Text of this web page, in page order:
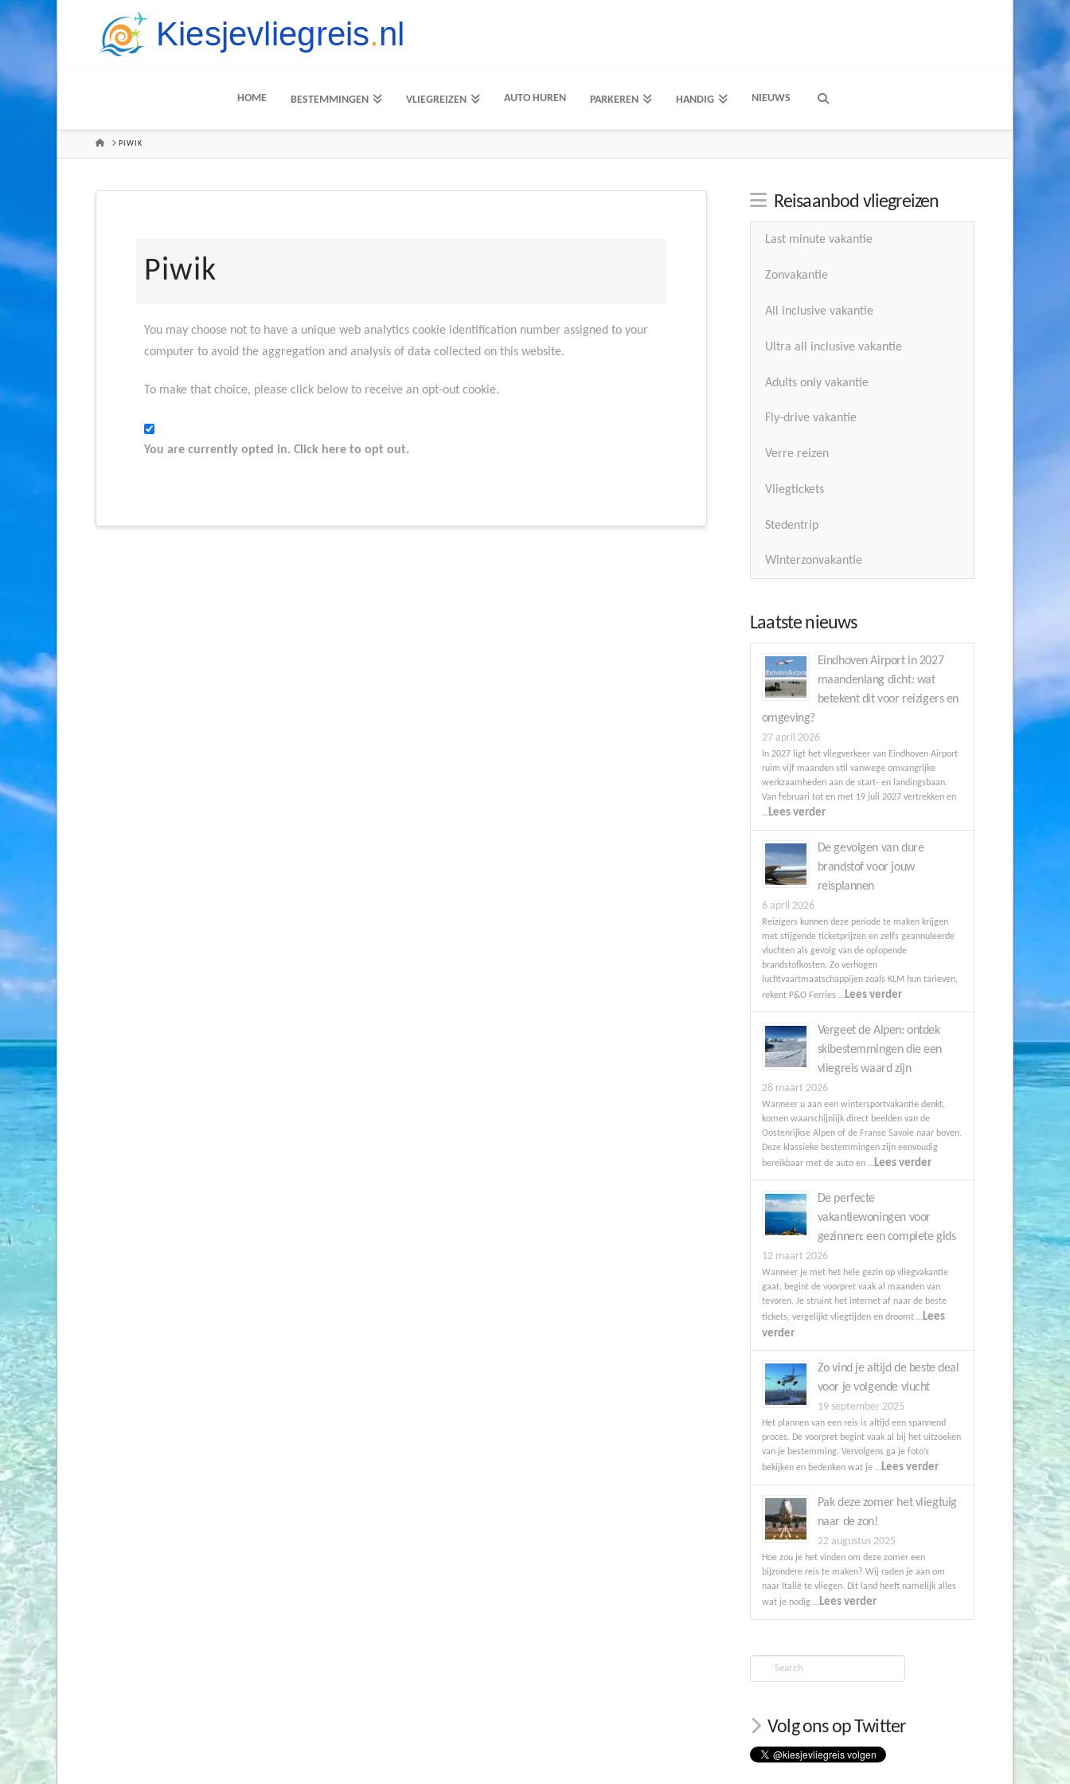
HOME BESTEMMINGEN VLIEGREIZEN AUTO HUREN PARKEREN HANDIG NIEUWS
HOMEPIWIK
Piwik
You may choose not to have a unique web analytics cookie identification number assigned to your
computer to avoid the aggregation and analysis of data collected on this website.
To make that choice, please click below to receive an opt-out cookie.
You are currently opted in. Click here to opt out.
Reisaanbod vliegreizen
Last minute vakantie
Zonvakantie
All inclusive vakantie
Ultra all inclusive vakantie
Adults only vakantie
Fly-drive vakantie
Verre reizen
Vliegtickets
Stedentrip
Winterzonvakantie
Laatste nieuws
Eindhoven Airport in 2027
maandenlang dicht: wat
betekent dit voor reizigers en
omgeving?
27 april 2026
In 2027 ligt het vliegverkeer van Eindhoven Airport
ruim vijf maanden stil vanwege omvangrijke
werkzaamheden aan de start- en landingsbaan.
Van februari tot en met 19 juli 2027 vertrekken en
…Lees verder
De gevolgen van dure
brandstof voor jouw
reisplannen
6 april 2026
Reizigers kunnen deze periode te maken krijgen
met stijgende ticketprijzen en zelfs geannuleerde
vluchten als gevolg van de oplopende
brandstofkosten. Zo verhogen
luchtvaartmaatschappijen zoals KLM hun tarieven,
rekent P&O Ferries …Lees verder
Vergeet de Alpen: ontdek
skibestemmingen die een
vliegreis waard zijn
28 maart 2026
Wanneer u aan een wintersportvakantie denkt,
komen waarschijnlijk direct beelden van de
Oostenrijkse Alpen of de Franse Savoie naar boven.
Deze klassieke bestemmingen zijn eenvoudig
bereikbaar met de auto en …Lees verder
De perfecte
vakantiewoningen voor
gezinnen: een complete gids
12 maart 2026
Wanneer je met het hele gezin op vliegvakantie
gaat, begint de voorpret vaak al maanden van
tevoren. Je struint het internet af naar de beste
tickets, vergelijkt vliegtijden en droomt …Lees
verder
Zo vind je altijd de beste deal
voor je volgende vlucht
19 september 2025
Het plannen van een reis is altijd een spannend
proces. De voorpret begint vaak al bij het uitzoeken
van je bestemming. Vervolgens ga je foto’s
bekijken en bedenken wat je …Lees verder
Pak deze zomer het vliegtuig
naar de zon!
22 augustus 2025
Hoe zou je het vinden om deze zomer een
bijzondere reis te maken? Wij raden je aan om
naar Italië te vliegen. Dit land heeft namelijk alles
wat je nodig …Lees verder
Search
Volg ons op Twitter